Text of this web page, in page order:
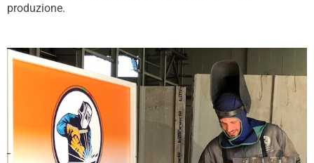
produzione.